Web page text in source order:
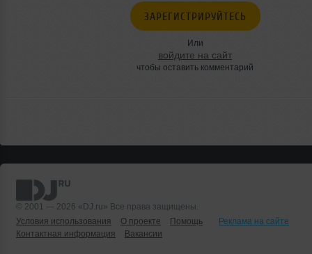
ЗАРЕГИСТРИРУЙТЕСЬ
Или
войдите на сайт
чтобы оставить комментарий
© 2001 — 2026 «DJ.ru» Все права защищены.
Условия использования
О проекте Помощь
Реклама на сайте
Контактная информация
Вакансии